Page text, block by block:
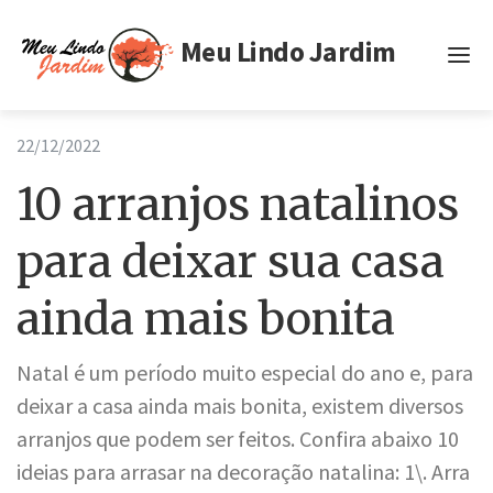
Meu Lindo Jardim
Inicio
Tags
Termos de Uso
22/12/2022
10 arranjos natalinos
para deixar sua casa
ainda mais bonita
Natal é um período muito especial do ano e, para
deixar a casa ainda mais bonita, existem diversos
arranjos que podem ser feitos. Confira abaixo 10
ideias para arrasar na decoração natalina: 1\. Arra